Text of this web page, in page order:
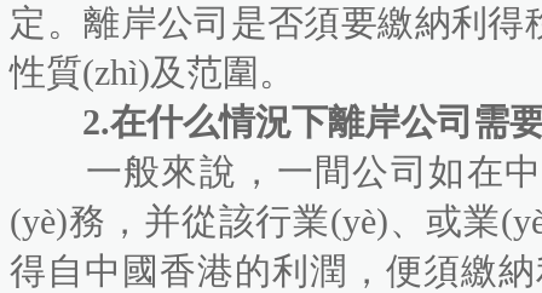
定。離岸公司是否須要繳納利
性質(zhì)及范圍。
2.在什么情況下離岸公司需要繳
一般來說，一間公司如在中
(yè)務，并從該行業(yè)、或
得自中國香港的利潤，便須繳